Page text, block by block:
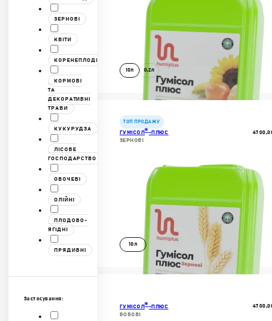
ЗЕРНОВІ
КВІТИ
КОРЕНЕПЛОДИ
КОРМОВІ
ТА
ДЕКОРАТИВНІ
ТРАВИ
КУКУРУДЗА
ЛІСОВЕ
ГОСПОДАРСТВО
ОВОЧЕВІ
ОЛІЙНІ
ПЛОДОВО-
ЯГІДНІ
ПРЯДИВНІ
Застосування:
10л 0,2л
В КОШИК
ГУМІСОЛ®-ПЛЮС
ЗЕРНОВІ
10л
ТОП ПРОДАЖУ
ГУМІСОЛ®-ПЛЮС
БОБОВІ